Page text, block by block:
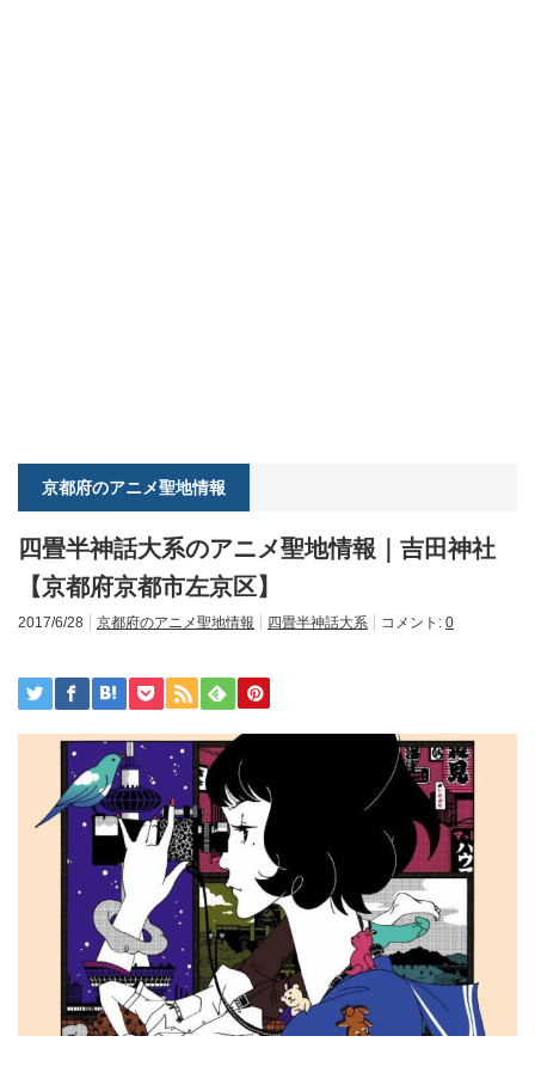
京都府のアニメ聖地情報
四畳半神話大系のアニメ聖地情報｜吉田神社
【京都府京都市左京区】
2017/6/28 京都府のアニメ聖地情報 四畳半神話大系 コメント: 0